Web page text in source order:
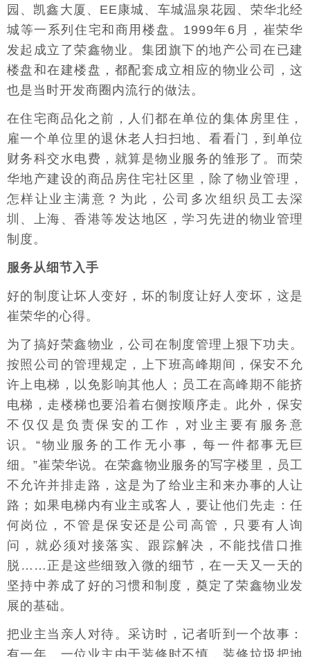
园、凯鑫大厦、EE康城、车城温泉花园、荣华北经
城等一系列住宅和商用楼盘。1999年6月，崔荣华
发起成立了荣鑫物业。集团旗下的地产公司在已建
楼盘和在建楼盘，都配套成立相应的物业公司，这
也是当时开发商圈内流行的做法。
在住宅商品化之前，人们都在单位的集体房里住，
雇一个单位里的退休老人扫扫地、看看门，到单位
财务科交水电费，就算是物业服务的雏形了。而荣
华地产建设的商品房住宅社区里，除了物业管理，
怎样让业主满意？为此，公司多次组织员工去深
圳、上海、香港等发达地区，学习先进的物业管理
制度。
服务从细节入手
好的制度让坏人变好，坏的制度让好人变坏，这是
崔荣华的心得。
为了搞好荣鑫物业，公司在制度管理上狠下功夫。
按照公司的管理规定，上下班高峰期间，保安不允
许上电梯，以免影响其他人；员工在高峰期不能挤
电梯，走楼梯也要沿着右侧按顺序走。此外，保安
不仅仅是负责保安的工作，对业主要有服务意
识。“物业服务的工作无小事，每一件都事无巨
细。”崔荣华说。在荣鑫物业服务的写字楼里，员工
不允许并排走路，这是为了给业主和来办事的人让
路；如果电梯内有业主或客人，要让他们先走：任
何岗位，不管是保安还是公司高管，只要有人询
问，就必须对接落实、跟踪解决，不能找借口推
脱……正是这些细致入微的细节，在一天又一天的
坚持中养成了好的习惯和制度，奠定了荣鑫物业发
展的基础。
把业主当亲人对待。采访时，记者听到一个故事：
有一年，一位业主由于装修时不慎，装修垃圾把地